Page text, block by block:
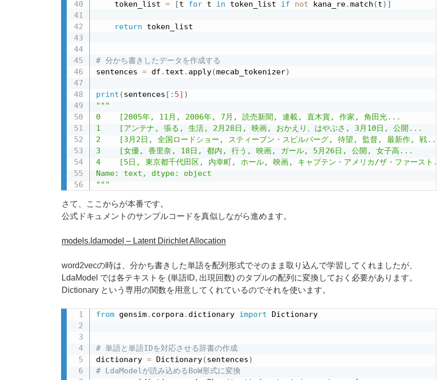
    token_list
= [t for t in token_list if not kana_re.match (t) ]
return token_list
# 分かち書きしたデータを作成する
sentences = df . text . apply(mecab_tokenizer)
print (sentences [ : 5] )
"""
0    [2005年, 11月, 2006年, 7月, 読売新聞, 連載, 直木賞, 作家, 角田光...
1    [アンテナ, 張る, 生活, 2月28日, 映画, おかえり、はやぶさ, 3月10日, 公開...
2    [3月2日, 全国ロードショー, スティーブン・スピルバーグ, 待望, 監督, 最新作, 戦...
3    [女優, 香里奈, 18日, 都内, 行う, 映画, ガール, 5月26日, 公開, 女子高...
4    [5日, 東京都千代田区, 内幸町, ホール, 映画, キャプテン・アメリカ/ザ・ファースト...
Name: text, dtype: object
"""
さて、ここからが本番です。
公式ドキュメントのサンプルコードを真似しながら進めます。
models.ldamodel – Latent Dirichlet Allocation
word2vecの時は、分かち書きした単語を配列形式でそのまま取り込んで学習してくれましたが、
LdaModel では各テキストを (単語ID, 出現回数) のタプルの配列に変換しておく必要があります。
Dictionary という専用の関数を用意してくれているのでそれを使います。
from gensim. corpora . dictionary import Dictionary
# 単語と単語IDを対応させる辞書の作成
dictionary = Dictionary(sentences)
# LdaModelが読み込めるBoW形式に変換